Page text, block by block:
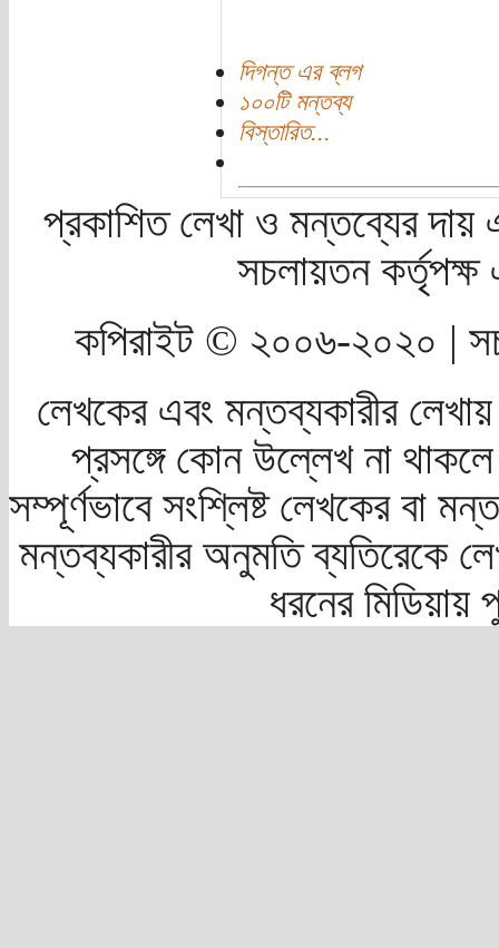
দিগন্ত এর ব্লগ
১০০টি মন্তব্য
বিস্তারিত...
প্রকাশিত লেখা ও মন্তব্যের দায়
সচলায়তন
কপিরাইট © ২০০৬-২০২০ |
লেখকের এবং মন্তব্যকারীর
প্রসঙ্গে কোন উল্লেখ না
সম্পূর্ণভাবে সংশ্লিষ্ট লেখকের বা
মন্তব্যকারীর অনুমতি ব্যতিরেকে
ধরনের মিডিয়ায়